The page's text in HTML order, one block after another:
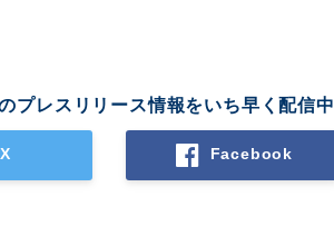
プレスリリース情報をいち早く配信中
X Facebook